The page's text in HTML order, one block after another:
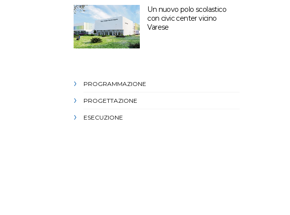
Un nuovo polo scolastico
con civic center vicino
Varese
PROGRAMMAZIONE
PROGETTAZIONE
ESECUZIONE